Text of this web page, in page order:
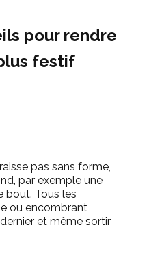
pour rendre
festif
pas sans forme,
par exemple une
bout. Tous les
ou encombrant
et même sortir